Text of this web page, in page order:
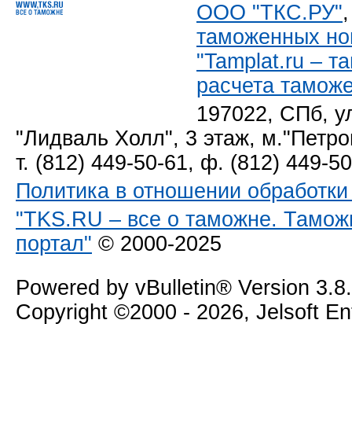
ООО "ТКС.РУ"
таможенных
"Tamplat.ru –
расчета
197022, СПб,
"Лидваль Холл", 3 этаж,
т. (812) 449-50-61, ф. (812) 449-
Политика в отношении
"TKS.RU – все о таможне.
портал" © 2000-2025
Powered by vBulletin® Version
Copyright ©2000 - 2026, Jelsoft